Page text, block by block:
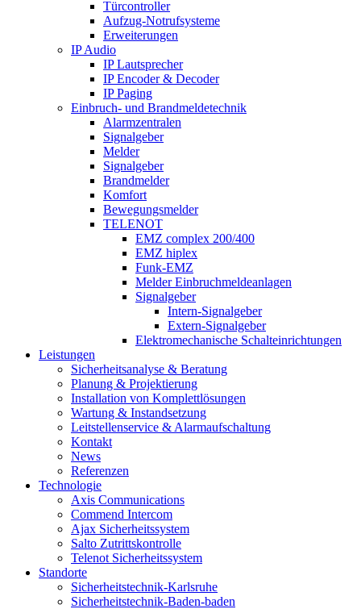
Türcontroller
Aufzug-Notrufsysteme
Erweiterungen
IP Audio
IP Lautsprecher
IP Encoder & Decoder
IP Paging
Einbruch- und Brandmeldetechnik
Alarmzentralen
Signalgeber
Melder
Signalgeber
Brandmelder
Komfort
Bewegungsmelder
TELENOT
EMZ complex 200/400
EMZ hiplex
Funk-EMZ
Melder Einbruchmeldeanlagen
Signalgeber
Intern-Signalgeber
Extern-Signalgeber
Elektromechanische Schalteinrichtungen
Leistungen
Sicherheitsanalyse & Beratung
Planung & Projektierung​
Installation von Komplettlösungen
Wartung & Instandsetzung
Leitstellenservice & Alarmaufschaltung
Kontakt
News
Referenzen
Technologie
Axis Communications
Commend Intercom
Ajax Sicherheitssystem​
Salto Zutrittskontrolle
Telenot Sicherheitssystem
Standorte
Sicherheitstechnik-Karlsruhe
Sicherheitstechnik-Baden-baden